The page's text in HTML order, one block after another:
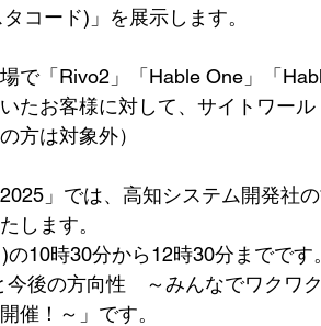
コード)」を展示します。
で「Rivo2」「Hable One」「
たお客様に対して、サイトワー
方は対象外）
」では、高知システム開発社
します。
10時30分から12時30分までです。
後の方向性　～みんなでワクワ
催！～」です。